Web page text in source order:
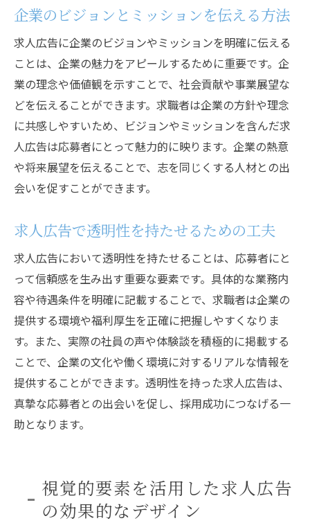
企業のビジョンとミッションを伝える方法
求人広告に企業のビジョンやミッションを明確に伝える
ことは、企業の魅力をアピールするために重要です。企
業の理念や価値観を示すことで、社会貢献や事業展望な
どを伝えることができます。求職者は企業の方針や理念
に共感しやすいため、ビジョンやミッションを含んだ求
人広告は応募者にとって魅力的に映ります。企業の熱意
や将来展望を伝えることで、志を同じくする人材との出
会いを促すことができます。
求人広告で透明性を持たせるための工夫
求人広告において透明性を持たせることは、応募者にと
って信頼感を生み出す重要な要素です。具体的な業務内
容や待遇条件を明確に記載することで、求職者は企業の
提供する環境や福利厚生を正確に把握しやすくなりま
す。また、実際の社員の声や体験談を積極的に掲載する
ことで、企業の文化や働く環境に対するリアルな情報を
提供することができます。透明性を持った求人広告は、
真摯な応募者との出会いを促し、採用成功につなげる一
助となります。
視覚的要素を活用した求人広告
の効果的なデザイン